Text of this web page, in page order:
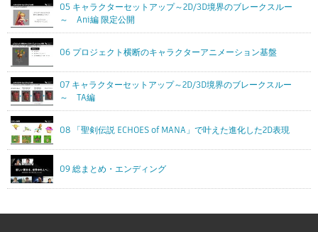
05 キャラクターセットアップ～2D/3D境界のブレークスルー
～ Ani編 限定公開
06 プロジェクト横断のキャラクターアニメーション基盤
07 キャラクターセットアップ～2D/3D境界のブレークスルー
～ TA編
08 「聖剣伝説 ECHOES of MANA」で叶えた進化した2D表現
09 総まとめ・エンディング